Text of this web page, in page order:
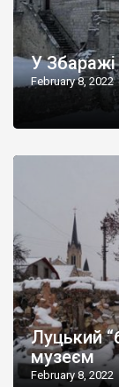
У
February 8, 2022
Луцький
музеєм
February 8, 2022